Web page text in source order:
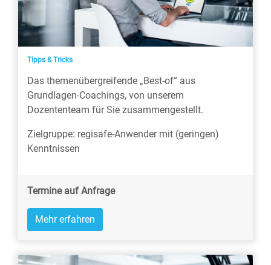
Tipps & Tricks
Das themenübergreifende „Best-of“ aus
Grundlagen-Coachings, von unserem
Dozententeam für Sie zusammengestellt.
Zielgruppe: regisafe-Anwender mit (geringen)
Kenntnissen
Termine auf Anfrage
Mehr erfahren